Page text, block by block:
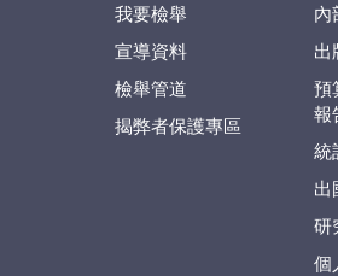
我要檢舉
宣導資料
檢舉管道
揭弊者保護專區
內
出
預
報
統
出
研
個